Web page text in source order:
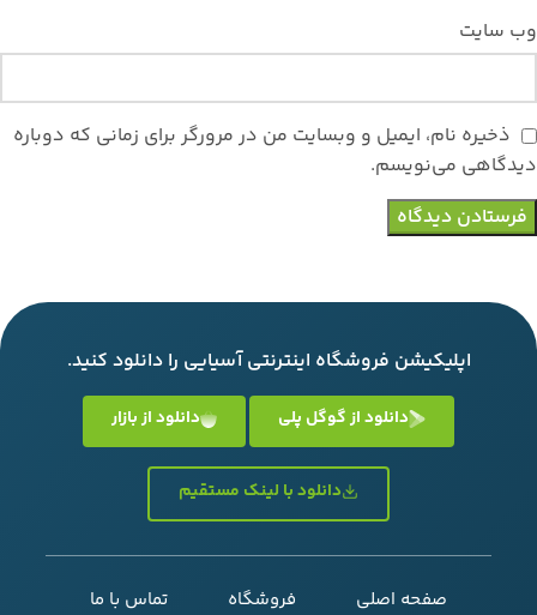
وب‌ سایت
ذخیره نام، ایمیل و وبسایت من در مرورگر برای زمانی که دوباره
دیدگاهی می‌نویسم.
اپلیکیشن فروشگاه اینترنتی آسیایی را دانلود کنید.
دانلود از گوگل پلی دانلود از بازار
دانلود با لینک مستقیم
صفحه اصلی فروشگاه
تماس با ما